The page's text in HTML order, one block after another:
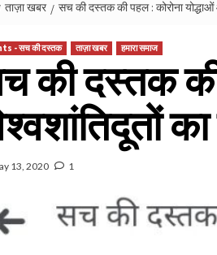
ताज़ा खबर सच की दस्तक की पहल : कोरोना योद्धाओं
- सच की दस्तक ताज़ा खबर हमारा समाज
की दस्तक
13, 2020 1